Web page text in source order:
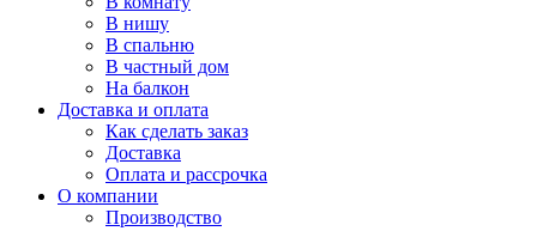
В нишу
В спальню
В частный дом
На балкон
Доставка и оплата
Как сделать заказ
Доставка
Оплата и рассрочка
О компании
Производство